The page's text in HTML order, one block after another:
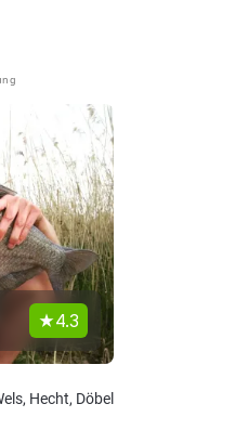
4.3
Hecht, Döbel